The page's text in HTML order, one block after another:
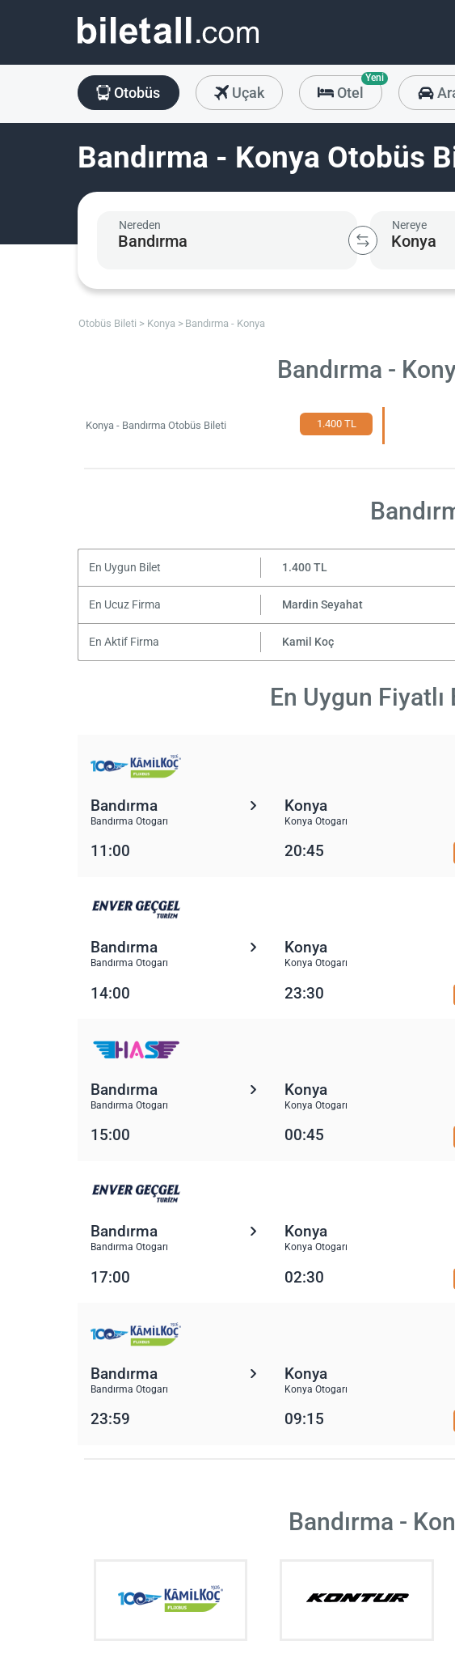
Otobüs Uçak Otel
Yeni
Bandırma - Konya Otobüs
Nereden Nereye
Otobüs Bileti Konya Bandırma - Konya
Bandırma -
Konya - Bandırma Otobüs Bileti 1.400 TL
En Uygun Bilet 1.400 TL
En Ucuz Firma Mardin Seyahat
En Aktif Firma Kamil Koç
En Uygun
Bandırma
Bandırma Otogarı
Konya
Konya Otogarı
11:00 20:45
Bandırma
Bandırma Otogarı
Konya
Konya Otogarı
14:00 23:30
Bandırma
Bandırma Otogarı
Konya
Konya Otogarı
15:00 00:45
Bandırma
Bandırma Otogarı
Konya
Konya Otogarı
17:00 02:30
Bandırma
Bandırma Otogarı
Konya
Konya Otogarı
23:59 09:15
Bandırma -